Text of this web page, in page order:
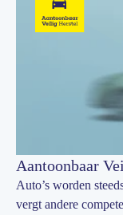
Aantoonbaar
Auto’s worden
vergt andere